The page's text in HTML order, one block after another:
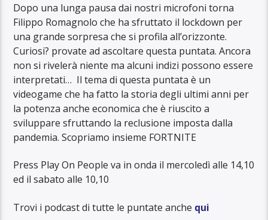
Dopo una lunga pausa dai nostri microfoni torna
Filippo Romagnolo che ha sfruttato il lockdown per
una grande sorpresa che si profila all’orizzonte.
Curiosi? provate ad ascoltare questa puntata. Ancora
non si rivelerà niente ma alcuni indizi possono essere
interpretati… Il tema di questa puntata è un
videogame che ha fatto la storia degli ultimi anni per
la potenza anche economica che è riuscito a
sviluppare sfruttando la reclusione imposta dalla
pandemia. Scopriamo insieme FORTNITE
Press Play On People va in onda il mercoledì alle 14,10
ed il sabato alle 10,10
Trovi i podcast di tutte le puntate anche qui